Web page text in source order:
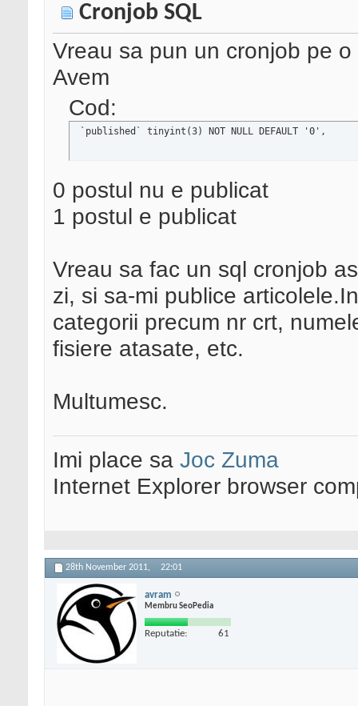
Cronjob SQL
Vreau sa pun un cronjob pe
Avem
Cod:
`published` tinyint(3) NOT NULL DEFAULT '0',
0 postul nu e publicat
1 postul e publicat
Vreau sa fac un sql cronjob
zi, si sa-mi publice
categorii precum nr crt,
fisiere atasate, etc.
Multumesc.
Imi place sa Joc Zuma
Internet Explorer browser
28th November 2011, 22:01
avram
Membru SeoPedia
Reputatie: 61